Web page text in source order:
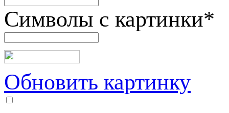
Символы с картинки*
Обновить картинку